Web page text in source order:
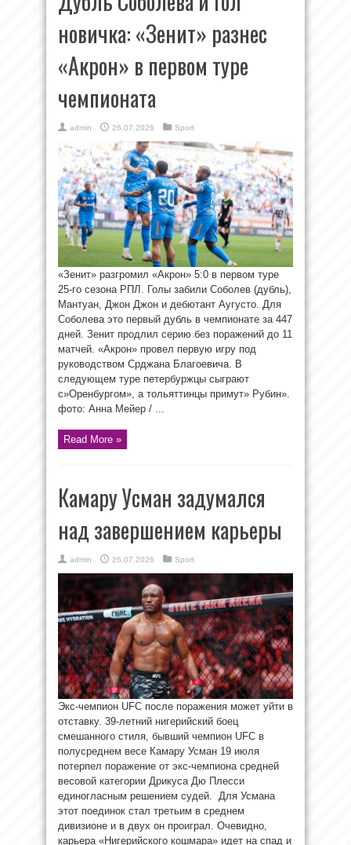
новичка: «Зенит» разнес
«Акрон» в первом туре
чемпионата
admin 26.07.2026 Sport
«Зенит» разгромил «Акрон» 5:0 в первом туре
25-го сезона РПЛ. Голы забили Соболев (дубль),
Мантуан, Джон Джон и дебютант Аугусто. Для
Соболева это первый дубль в чемпионате за 447
дней. Зенит продлил серию без поражений до 11
матчей. «Акрон» провел первую игру под
руководством Срджана Благоевича. В
следующем туре петербуржцы сыграют
с»Оренбургом», а тольяттинцы примут» Рубин».
фото: Анна Мейер / ...
Read More »
Камару Усман задумался
над завершением карьеры
admin 26.07.2026 Sport
Экс-чемпион UFC после поражения может уйти в
отставку. 39-летний нигерийский боец
смешанного стиля, бывший чемпион UFC в
полусреднем весе Камару Усман 19 июля
потерпел поражение от экс-чемпиона средней
весовой категории Дрикуса Дю Плесси
единогласным решением судей. Для Усмана
этот поединок стал третьим в среднем
дивизионе и в двух он проиграл. Очевидно,
карьера «Нигерийского кошмара» идет на спад и